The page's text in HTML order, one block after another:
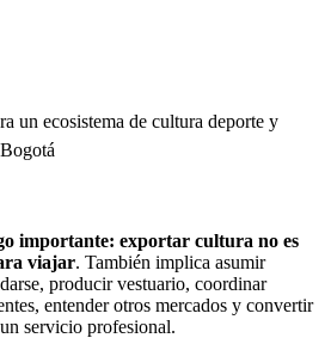
un ecosistema de cultura deporte y
importante: exportar cultura no es
viajar. También implica asumir
producir vestuario, coordinar
entender otros mercados y convertir
servicio profesional.